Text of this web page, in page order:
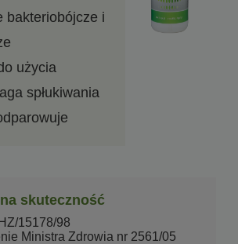
bakteriobójcze i
użycia
spłukiwania
skuteczność
15178/98
Ministra Zdrowia nr 2561/05